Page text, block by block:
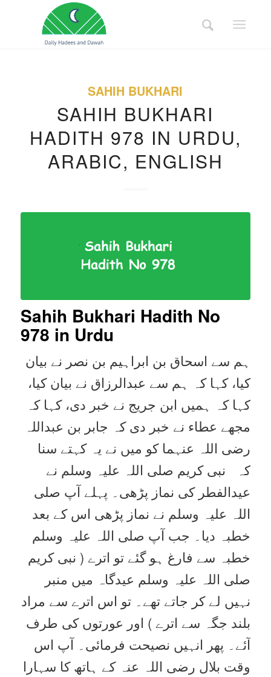
SAHIH BUKHARI
SAHIH BUKHARI
HADITH 978 IN URDU,
ARABIC, ENGLISH
Sahih Bukhari Hadith No
978 in Urdu
ہم سے اسحاق بن ابراہیم بن نصر نے بیان
کیا، کہا کہ ہم سے عبدالرزاق نے بیان کیا،
کہا کہ ہمیں ابن جریج نے خبر دی، کہا کہ
مجھے عطاء نے خبر دی کہ جابر بن عبداللہ
رضی اللہ عنہما کو میں نے یہ کہتے سنا
کہ نبی کریم صلی اللہ علیہ وسلم نے
عیدالفطر کی نماز پڑھی۔ پہلے آپ صلی
اللہ علیہ وسلم نے نماز پڑھی اس کے بعد
خطبہ دیا۔ جب آپ صلی اللہ علیہ وسلم
خطبہ سے فارغ ہو گئے تو اترے ( نبی کریم
صلی اللہ علیہ وسلم عیدگاہ میں منبر
نہیں لے کر جاتے تھے۔ تو اس اترے سے مراد
بلند جگہ سے اترے ) اور عورتوں کی طرف
آئے۔ پھر انہیں نصیحت فرمائی۔ آپ اس
وقت بلال رضی اللہ عنہ کے ہاتھ کا سہارا